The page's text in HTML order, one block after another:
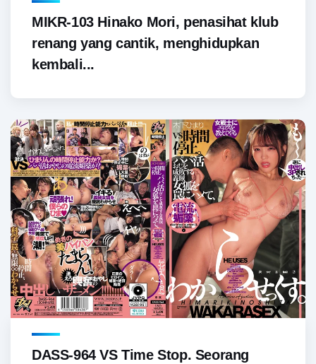
MIKR-103 Hinako Mori, penasihat klub
renang yang cantik, menghidupkan
kembali...
DASS-964 VS Time Stop. Seorang